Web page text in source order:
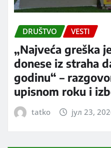
DRUŠTVO VESTI
„Najveća greška
donese iz straha
godinu“ –
upisnom roku i
tatko јул 23,